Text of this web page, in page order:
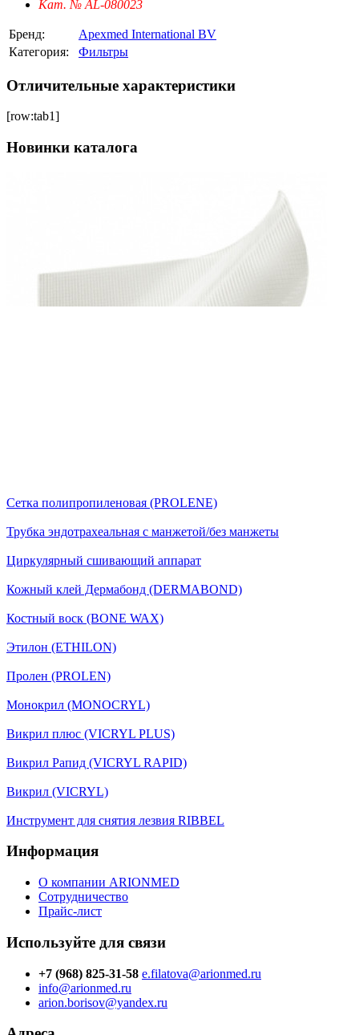
Кат. № AL-080023
Бренд:
Apexmed International BV
Категория:
Фильтры
Отличительные характеристики
[row:tab1]
Новинки каталога
Сетка полипропиленовая (PROLENE)
Трубка эндотрахеальная с манжетой/без манжеты
Циркулярный сшивающий аппарат
Кожный клей Дермабонд (DERMABOND)
Костный воск (BONE WAX)
Этилон (ETHILON)
Пролен (PROLEN)
Монокрил (MONOCRYL)
Викрил плюс (VICRYL PLUS)
Викрил Рапид (VICRYL RAPID)
Викрил (VICRYL)
Инструмент для снятия лезвия RIBBEL
Информация
О компании ARIONMED
Сотрудничество
Прайс-лист
Используйте для связи
+7 (968) 825-31-58 e.filatova@arionmed.ru
info@arionmed.ru
arion.borisov@yandex.ru